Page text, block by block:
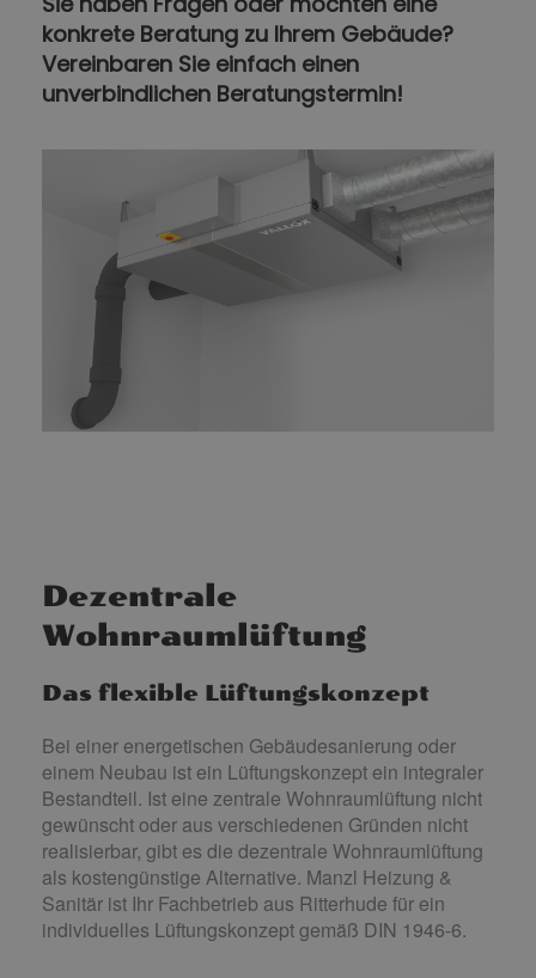
konkrete Beratung zu Ihrem Gebäude?
Vereinbaren Sie einfach einen
unverbindlichen Beratungstermin!
Dezentrale
Wohnraumlüftung
Das flexible Lüftungskonzept
Bei einer energetischen Gebäudesanierung oder
einem Neubau ist ein Lüftungskonzept ein integraler
Bestandteil. Ist eine zentrale Wohnraumlüftung nicht
gewünscht oder aus verschiedenen Gründen nicht
realisierbar, gibt es die dezentrale Wohnraumlüftung
als kostengünstige Alternative. Manzl Heizung &
Sanitär ist Ihr Fachbetrieb aus Ritterhude für ein
individuelles Lüftungskonzept gemäß DIN 1946-6.